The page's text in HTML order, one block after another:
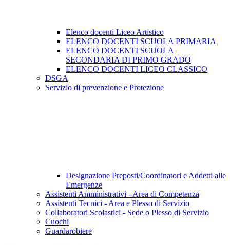
Elenco docenti Liceo Artistico
ELENCO DOCENTI SCUOLA PRIMARIA
ELENCO DOCENTI SCUOLA
SECONDARIA DI PRIMO GRADO
ELENCO DOCENTI LICEO CLASSICO
DSGA
Servizio di prevenzione e Protezione
Designazione Preposti/Coordinatori e Addetti alle
Emergenze
Assistenti Amministrativi - Area di Competenza
Assistenti Tecnici - Area e Plesso di Servizio
Collaboratori Scolastici - Sede o Plesso di Servizio
Cuochi
Guardarobiere